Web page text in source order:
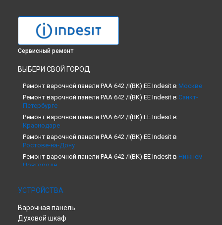
Сервисный ремонт
ВЫБЕРИ СВОЙ ГОРОД
Ремонт варочной панели PAA 642 /I(BK) EE Indesit в Москве
Ремонт варочной панели PAA 642 /I(BK) EE Indesit в Санкт-
Петербурге
Ремонт варочной панели PAA 642 /I(BK) EE Indesit в
Краснодаре
Ремонт варочной панели PAA 642 /I(BK) EE Indesit в
Ростове-на-Дону
Ремонт варочной панели PAA 642 /I(BK) EE Indesit в Нижнем
Новгороде
Новосибирске
Челябинске
Ремонт варочной панели PAA 642 /I(BK) EE Indesit в
УСТРОЙСТВА
Варочная панель
Духовой шкаф